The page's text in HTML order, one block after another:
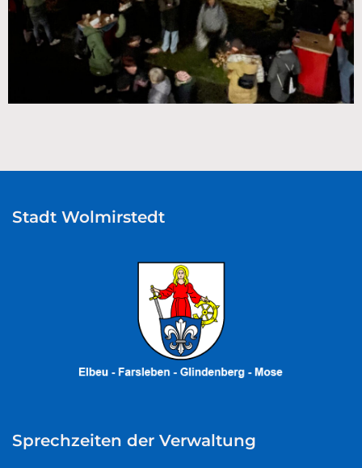
Stadt Wolmirstedt
Sprechzeiten der Verwaltung